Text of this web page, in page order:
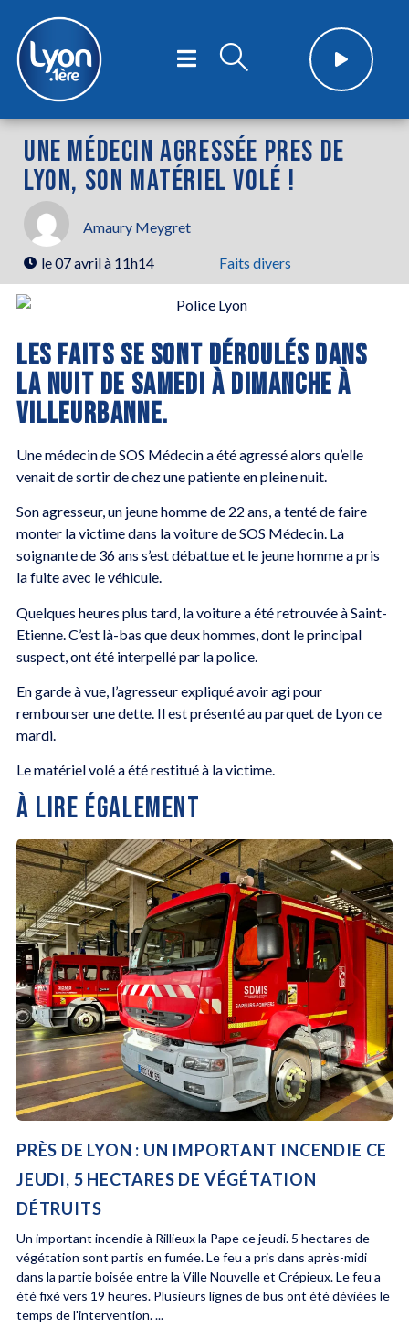
UNE MÉDECIN AGRESSÉE PRES DE
LYON, SON MATÉRIEL VOLÉ !
Amaury Meygret
le07 avril à 11h14 Faits divers
LES FAITS SE SONT DÉROULÉS DANS
LA NUIT DE SAMEDI À DIMANCHE À
VILLEURBANNE.
Une médecin de SOS Médecin a été agressé alors qu’elle
venait de sortir de chez une patiente en pleine nuit.
Son agresseur, un jeune homme de 22 ans, a tenté de faire
monter la victime dans la voiture de SOS Médecin. La
soignante de 36 ans s’est débattue et le jeune homme a pris
la fuite avec le véhicule.
Quelques heures plus tard, la voiture a été retrouvée à Saint-
Etienne. C’est là-bas que deux hommes, dont le principal
suspect, ont été interpellé par la police.
En garde à vue, l’agresseur expliqué avoir agi pour
rembourser une dette. Il est présenté au parquet de Lyon ce
mardi.
Le matériel volé a été restitué à la victime.
À LIRE ÉGALEMENT
PRÈS DE LYON : UN IMPORTANT INCENDIE CE
JEUDI, 5 HECTARES DE VÉGÉTATION
DÉTRUITS
Un important incendie à Rillieux la Pape ce jeudi. 5 hectares de
végétation sont partis en fumée. Le feu a pris dans après-midi
dans la partie boisée entre la Ville Nouvelle et Crépieux. Le feu a
été fixé vers 19 heures. Plusieurs lignes de bus ont été déviées le
temps de l'intervention. ...